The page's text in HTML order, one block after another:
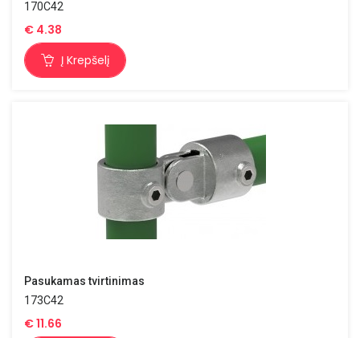
170C42
€ 4.38
Į Krepšelį
Pasukamas tvirtinimas
173C42
€11.66